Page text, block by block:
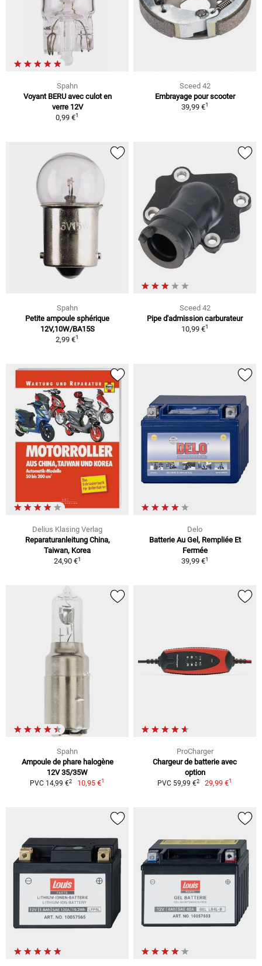
Spahn
Voyant BERU avec culot en
verre 12V
0,99 €1
Sceed 42
Embrayage pour scooter
39,99 €1
Spahn
Petite ampoule sphérique
12V,10W/BA15S
2,99 €1
Sceed 42
Pipe d'admission carburateur
10,99 €1
Delius Klasing Verlag
Reparaturanleitung China,
Taiwan, Korea
24,90 €1
Delo
Batterie Au Gel, Rempliée Et
Fermée
39,99 €1
Spahn
Ampoule de phare halogène
12V 35/35W
PVC 14,99 €2 10,95 €1
ProCharger
Chargeur de batterie avec
option
PVC 59,99 €2 29,99 €1